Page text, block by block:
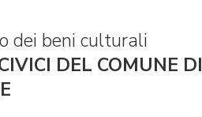
dei beni culturali
DEL COMUNE DI